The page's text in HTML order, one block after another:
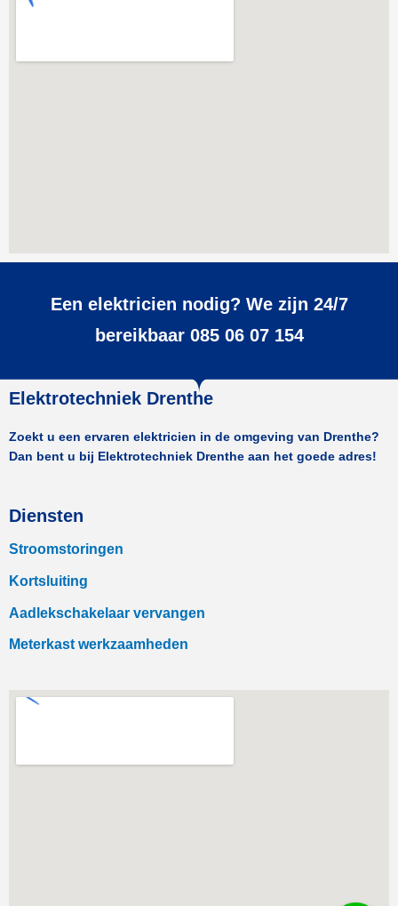
Een elektricien nodig? We zijn 24/7
bereikbaar 085 06 07 154
Elektrotechniek Drenthe
Zoekt u een ervaren elektricien in de omgeving van Drenthe?
Dan bent u bij Elektrotechniek Drenthe aan het goede adres!
Diensten
Stroomstoringen
Kortsluiting
Aadlekschakelaar vervangen
Meterkast werkzaamheden